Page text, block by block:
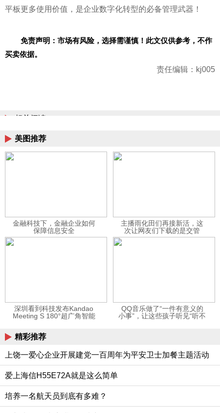
平板更多使用价值，是企业数字化转型的必备管理武器！
免责声明：市场有风险，选择需谨慎！此文仅供参考，不作
买卖依据。
责任编辑：kj005
相关阅读
美图推荐
金融科技下，金融企业如何
保障信息安全
主播雨化田们再接新活，这
次让网友们下载的是交管
12123APP
深圳看到科技发布Kandao
Meeting S 180°超广角智能
QQ音乐做了“一件有意义的
小事”，让这些孩子听见“听不
精彩推荐
上饶一爱心企业开展建党一百周年为平安卫士加餐主题活动
爱上海信H55E72A就是这么简单
培养一名航天员到底有多难？